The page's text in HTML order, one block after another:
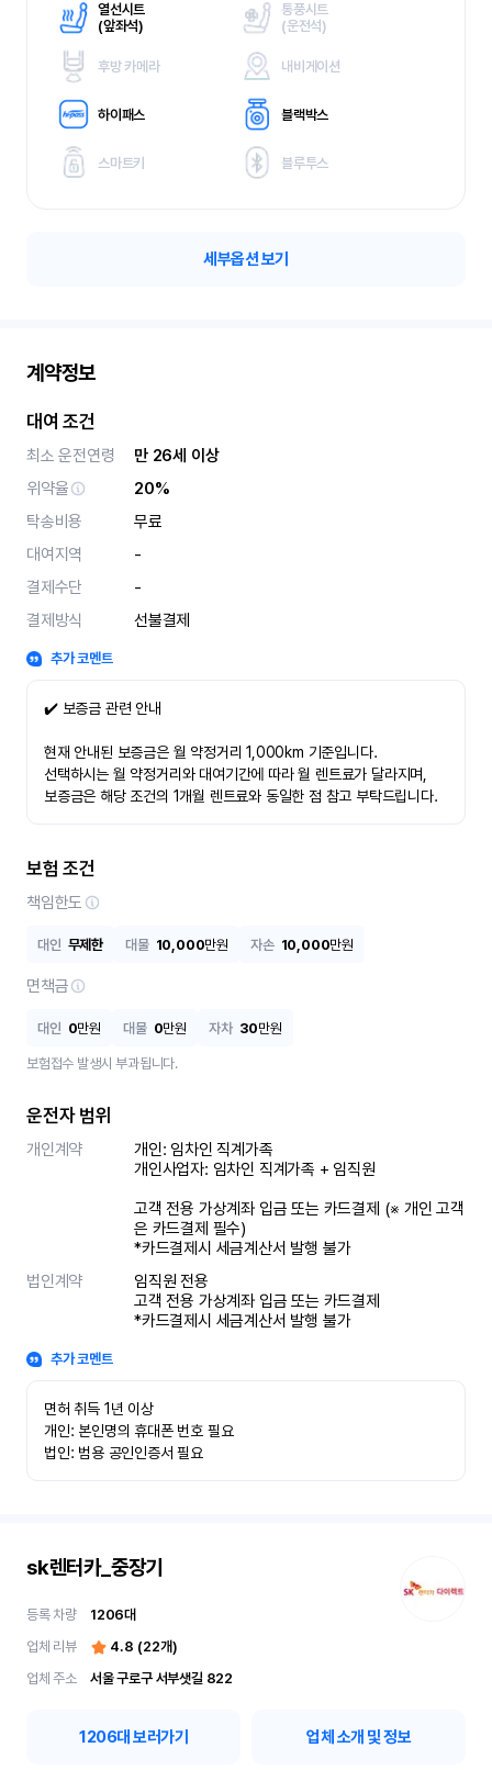
열선시트
(앞좌석)
통풍시트
(운전석)
후방 카메라 내비게이션
하이패스 블랙박스
스마트키 블루투스
세부옵션 보기
계약정보
대여 조건
최소 운전연령
만 26세 이상
위약율
20%
탁송비용
무료
대여지역
-
결제수단
-
결제방식
선불결제
추가 코멘트
✔️ 보증금 관련 안내
현재 안내된 보증금은 월 약정거리 1,000km 기준입니다.
선택하시는 월 약정거리와 대여기간에 따라 월 렌트료가 달라지며,
보증금은 해당 조건의 1개월 렌트료와 동일한 점 참고 부탁드립니다.
보험 조건
책임한도
대인 무제한 대물 10,000만원 자손 10,000만원
면책금
대인 0만원 대물 0만원 자차 30만원
보험접수 발생시 부과됩니다.
운전자 범위
개인계약
개인: 임차인 직계가족
개인사업자: 임차인 직계가족 + 임직원
고객 전용 가상계좌 입금 또는 카드결제 (※ 개인 고객
은 카드결제 필수)
*카드결제시 세금계산서 발행 불가
법인계약
임직원 전용
고객 전용 가상계좌 입금 또는 카드결제
*카드결제시 세금계산서 발행 불가
추가 코멘트
면허 취득 1년 이상
개인: 본인명의 휴대폰 번호 필요
법인: 범용 공인인증서 필요
sk렌터카_중장기
등록 차량 1206대
업체 리뷰
4.8 (22개)
업체 주소
서울 구로구 서부샛길 822
1206대 보러가기 업체 소개 및 정보